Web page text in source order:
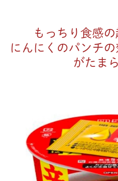
もっちり食感の
にんにくのパンチ
がたま